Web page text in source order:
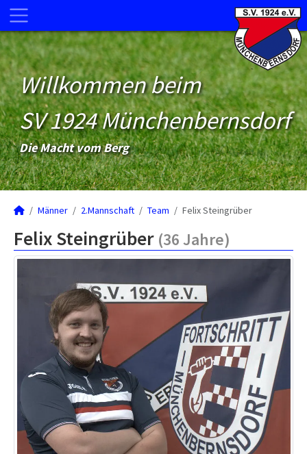
Willkommen beim
SV 1924 Münchenbernsdorf
Die Macht vom Berg
Männer 2.Mannschaft Team Felix Steingrüber
Felix Steingrüber (36 Jahre)